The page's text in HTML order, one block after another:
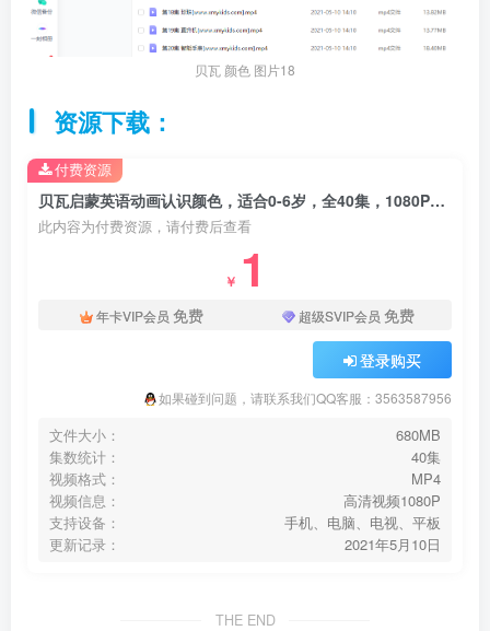
贝瓦 颜色 图片18
资源下载：
贝瓦启蒙英语动画认识颜色，适合0-6岁，全40集，1080P高清视频，百度云网盘下载
此内容为付费资源，请付费后查看
￥ 1
年卡VIP会员 免费 超级SVIP会员 免费
登录购买
如果碰到问题，请联系我们QQ客服：3563587956
文件大小：
680MB
集数统计：
40集
视频格式：
MP4
视频信息：
高清视频1080P
支持设备：
手机、电脑、电视、平板
更新记录：
2021年5月10日
付费资源
THE END